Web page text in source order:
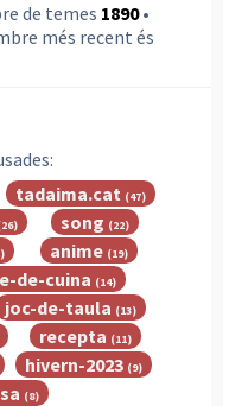
de temes 1890•
més recent és
tadaima.cat (47)
song (22)
anime (19)
de-cuina (14)
joc-de-taula (13)
recepta (11)
hivern-2023 (9)
(8)